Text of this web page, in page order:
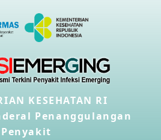
di Kapal Pesiar Keberangkatan
04 May 2026
di Vietnam
28 Apr 2026
KESEHATAN RI
Penanggulangan
Penyakit